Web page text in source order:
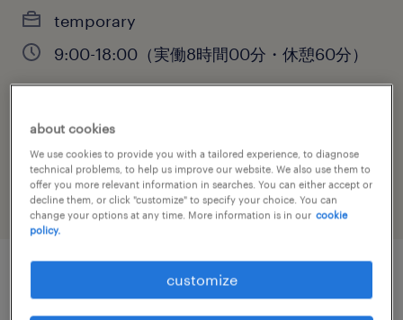
temporary
9:00-18:00（実働8時間00分・休憩60分）
job category
administrative & support services
job details
about cookies
We use cookies to provide you with a tailored experience, to diagnose
technical problems, to help us improve our website. We also use them to
offer you more relevant information in searches. You can either accept or
decline them, or click "customize" to specify your choice. You can
change your options at any time. More information is in our cookie
policy.
customize